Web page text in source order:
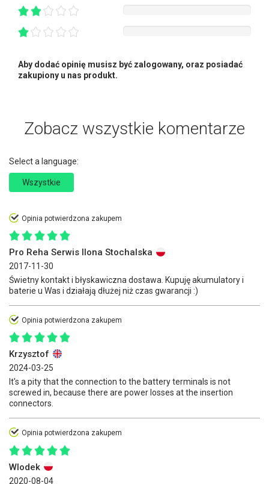
Aby dodać opinię musisz być zalogowany, oraz posiadać
zakupiony u nas produkt.
Zobacz wszystkie komentarze
Select a language:
Wszystkie
Opinia potwierdzona zakupem
Pro Reha Serwis Ilona Stochalska
2017-11-30
Świetny kontakt i błyskawiczna dostawa. Kupuję akumulatory i
baterie u Was i działają dłużej niż czas gwarancji :)
Opinia potwierdzona zakupem
Krzysztof
2024-03-25
It's a pity that the connection to the battery terminals is not
screwed in, because there are power losses at the insertion
connectors.
Opinia potwierdzona zakupem
Wlodek
2020-08-04